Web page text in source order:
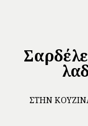
ΣΤΗΝ